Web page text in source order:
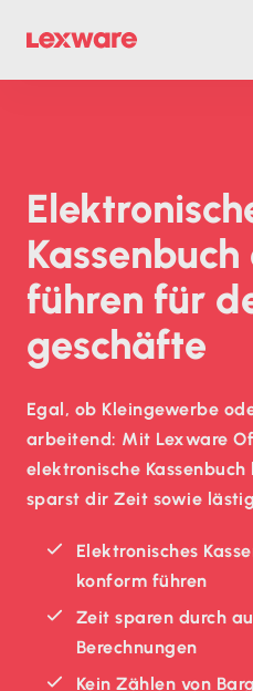
führen für
geschäfte
Egal, ob Kleingewerbe
arbeitend: Mit Lexware
elektronische
sparst dir Zeit sowie
Elektronisches
konform führen
Zeit sparen durch
Berechnungen
Kein Zählen von